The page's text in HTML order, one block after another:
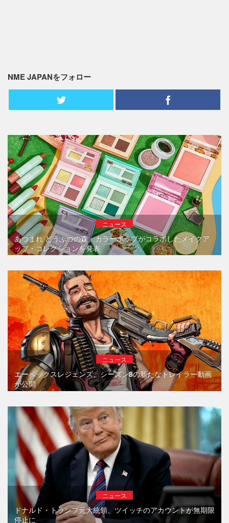
NME JAPANをフォロー
ニュース
あつまれ どうぶつの森、カラーポップがコラボしたメイクア
ップ・コレクションを発表
ニュース
エーペックスレジェンズ、シーズン8の新たなトレイラー動画
が公開
ニュース
ドナルド・トランプ元大統領、ツイッチのアカウントが無期限
停止に